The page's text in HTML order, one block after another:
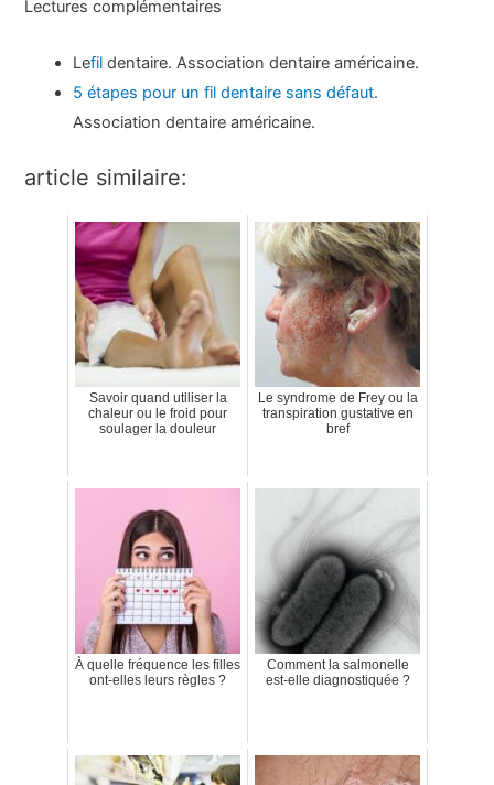
Lectures complémentaires
Lefil dentaire. Association dentaire américaine.
5 étapes pour un fil dentaire sans défaut.
Association dentaire américaine.
article similaire:
Savoir quand utiliser la
chaleur ou le froid pour
soulager la douleur
Le syndrome de Frey ou la
transpiration gustative en
bref
À quelle fréquence les filles
ont-elles leurs règles ?
Comment la salmonelle
est-elle diagnostiquée ?